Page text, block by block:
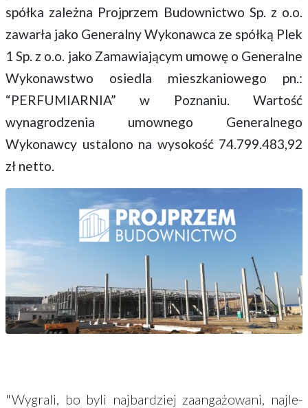
spółka zależna Projprzem Budownictwo Sp. z o.o.
zawarła jako Generalny Wykonawca ze spółką Plek
1 Sp. z o.o. jako Zamawiającym umowę o Generalne
Wykonawstwo osiedla mieszkaniowego pn.:
“PERFUMIARNIA” w Poznaniu. Wartość
wynagrodzenia umownego Generalnego
Wykonawcy ustalono na wysokość 74.799.483,92
zł netto.
"Wygra­li, bo byli najbar­dziej zaan­ga­żo­wa­ni, najle­